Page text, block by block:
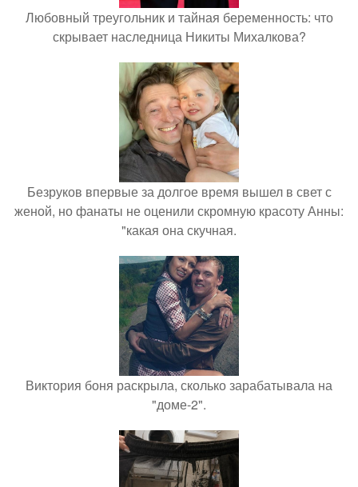
Любовный треугольник и тайная беременность: что
скрывает наследница Никиты Михалкова?
Безруков впервые за долгое время вышел в свет с
женой, но фанаты не оценили скромную красоту Анны:
"какая она скучная.
Виктория боня раскрыла, сколько зарабатывала на
"доме-2".